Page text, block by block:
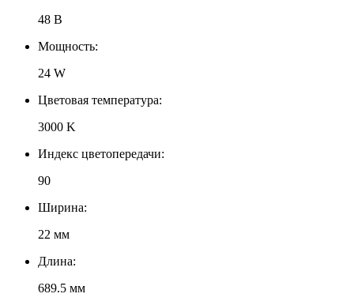
48 В
Мощность:
24 W
Цветовая температура:
3000 K
Индекс цветопередачи:
90
Ширина:
22 мм
Длина:
689.5 мм